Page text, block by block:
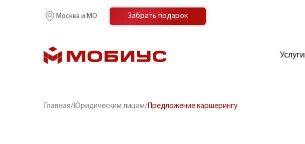
Москва и МО Забрать подарок
Услуги
Главная/Юридическим лицам/ Предложение каршерингу